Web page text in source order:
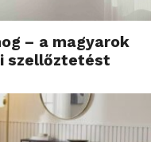
– a magyarok
szellőztetést